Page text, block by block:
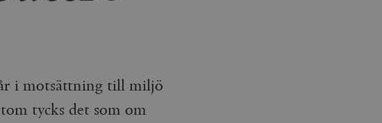
i motsättning till miljö
tycks det som om